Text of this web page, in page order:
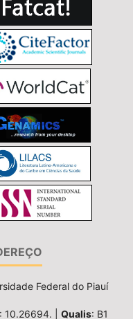
Federal do Piauí
: 10.26694. | Qualis: B1